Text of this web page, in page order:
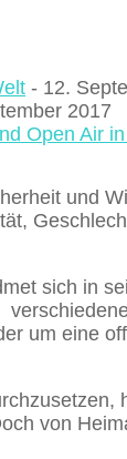
- 12.
2017
Open Air
und
sich in
um eine
von